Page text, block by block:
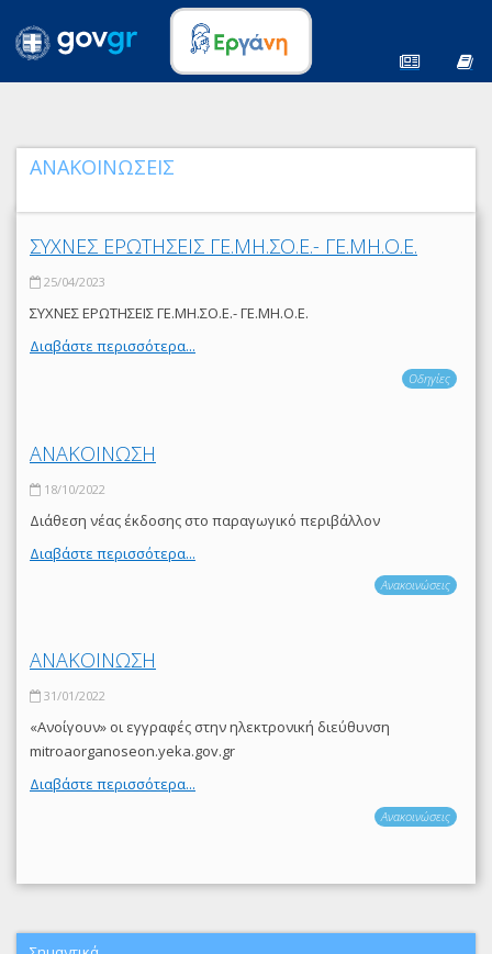
ΑΝΑΚΟΙΝΩΣΕΙΣ
ΣΥΧΝΕΣ ΕΡΩΤΗΣΕΙΣ ΓΕ.ΜΗ.ΣΟ.Ε.- ΓΕ.ΜΗ.Ο.Ε.
25/04/2023
ΣΥΧΝΕΣ ΕΡΩΤΗΣΕΙΣ ΓΕ.ΜΗ.ΣΟ.Ε.- ΓΕ.ΜΗ.Ο.Ε.
Διαβάστε περισσότερα...
Οδηγίες
ΑΝΑΚΟΙΝΩΣΗ
18/10/2022
Διάθεση νέας έκδοσης στο παραγωγικό περιβάλλον
Διαβάστε περισσότερα...
Ανακοινώσεις
ΑΝΑΚΟΙΝΩΣΗ
31/01/2022
«Ανοίγουν» οι εγγραφές στην ηλεκτρονική διεύθυνση
mitroaorganoseon.yeka.gov.gr
Διαβάστε περισσότερα...
Ανακοινώσεις